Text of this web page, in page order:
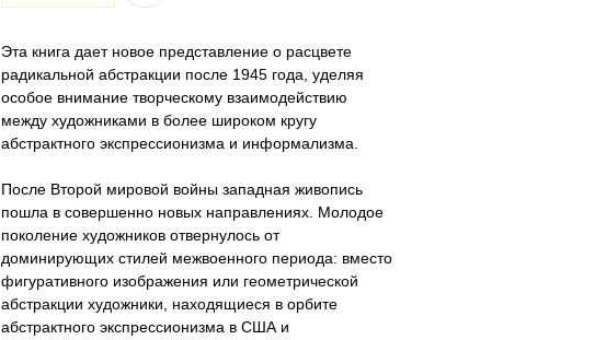
Эта книга дает новое представление о расцвете
радикальной абстракции после 1945 года, уделяя
особое внимание творческому взаимодействию
между художниками в более широком кругу
абстрактного экспрессионизма и информализма.
После Второй мировой войны западная живопись
пошла в совершенно новых направлениях. Молодое
поколение художников отвернулось от
доминирующих стилей межвоенного периода: вместо
фигуративного изображения или геометрической
абстракции художники, находящиеся в орбите
абстрактного экспрессионизма в США и